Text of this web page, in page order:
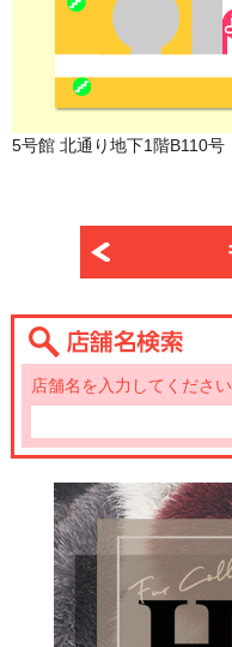
5号館 北通り地下1階B110号
店舗名を入力してください